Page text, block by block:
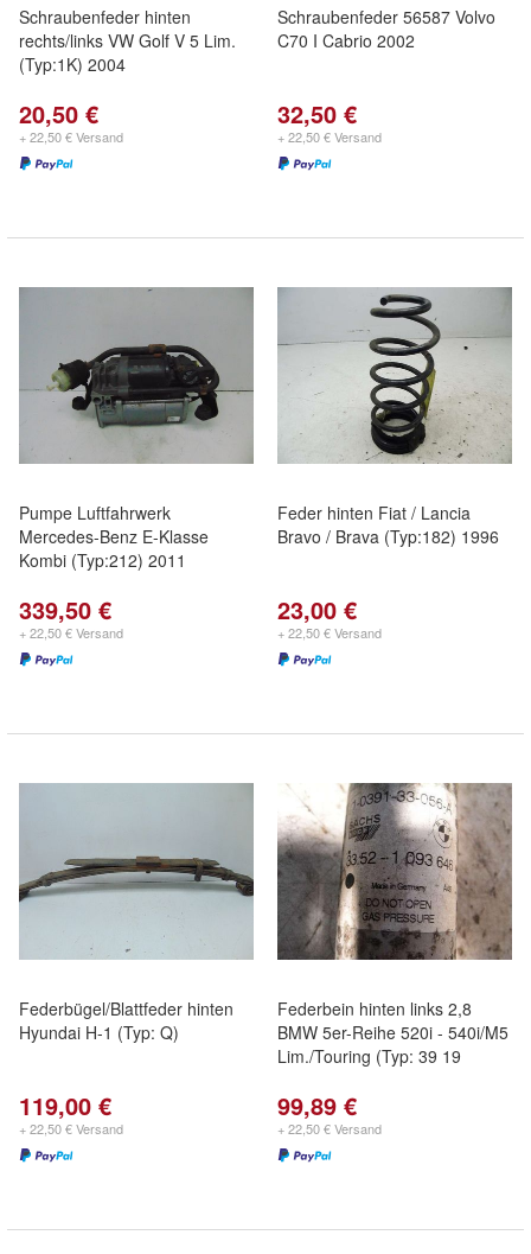
Schraubenfeder hinten
rechts/links VW Golf V 5 Lim.
(Typ:1K) 2004
20,50 €
+ 22,50 € Versand
Schraubenfeder 56587 Volvo
C70 I Cabrio 2002
32,50 €
+ 22,50 € Versand
Pumpe Luftfahrwerk
Mercedes-Benz E-Klasse
Kombi (Typ:212) 2011
339,50 €
+ 22,50 € Versand
Feder hinten Fiat / Lancia
Bravo / Brava (Typ:182) 1996
23,00 €
+ 22,50 € Versand
Federbügel/Blattfeder hinten
Hyundai H-1 (Typ: Q)
119,00 €
+ 22,50 € Versand
Federbein hinten links 2,8
BMW 5er-Reihe 520i - 540i/M5
Lim./Touring (Typ: 39 19
99,89 €
+ 22,50 € Versand